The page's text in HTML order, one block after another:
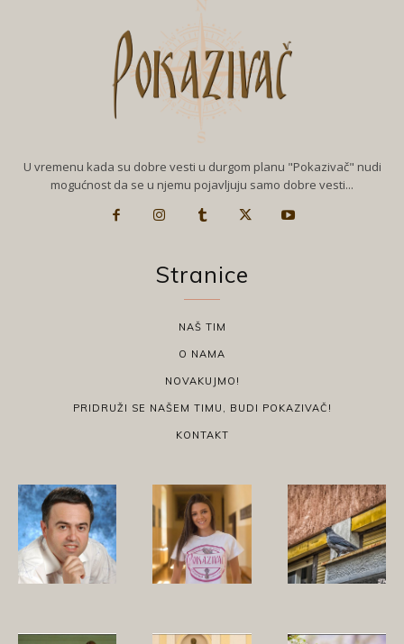
U vremenu kada su dobre vesti u durgom planu "Pokazivač" nudi
mogućnost da se u njemu pojavljuju samo dobre vesti...
Stranice
NAŠ TIM
O NAMA
NOVAKUJMO!
PRIDRUŽI SE NAŠEM TIMU, BUDI POKAZIVAČ!
KONTAKT